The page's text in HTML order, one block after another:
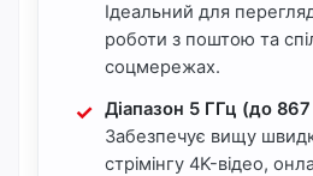
Ідеальний для
роботи з поштою та
соцмережах.
Діапазон 5 ГГц (до
Забезпечує вищу
стрімінгу 4K-відео,